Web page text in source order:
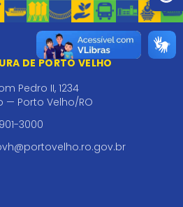
DE PORTO VELHO
Pedro II, 1234
— Porto Velho/RO
3000